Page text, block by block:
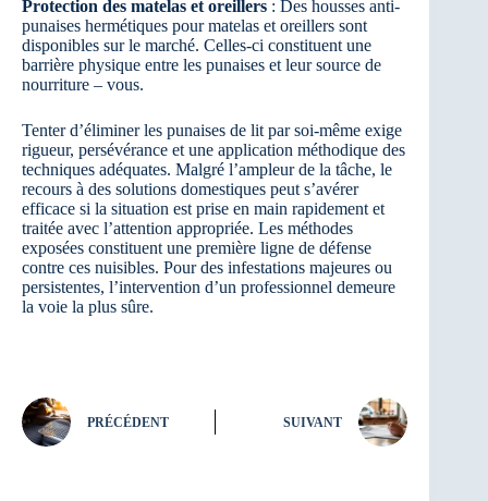
Protection des matelas et oreillers : Des housses anti-
punaises hermétiques pour matelas et oreillers sont
disponibles sur le marché. Celles-ci constituent une
barrière physique entre les punaises et leur source de
nourriture – vous.
Tenter d’éliminer les punaises de lit par soi-même exige
rigueur, persévérance et une application méthodique des
techniques adéquates. Malgré l’ampleur de la tâche, le
recours à des solutions domestiques peut s’avérer
efficace si la situation est prise en main rapidement et
traitée avec l’attention appropriée. Les méthodes
exposées constituent une première ligne de défense
contre ces nuisibles. Pour des infestations majeures ou
persistentes, l’intervention d’un professionnel demeure
la voie la plus sûre.
PRÉCÉDENT SUIVANT